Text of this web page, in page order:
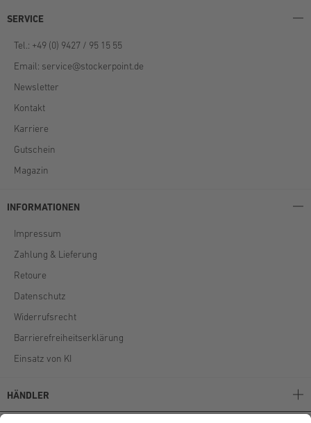
SERVICE
Tel.: +49 (0) 9427 / 95 15 55
Email: service@stockerpoint.de
Newsletter
Kontakt
Karriere
Gutschein
Magazin
INFORMATIONEN
Impressum
Zahlung & Lieferung
Retoure
Datenschutz
Widerrufsrecht
Barrierefreiheitserklärung
Einsatz von KI
HÄNDLER